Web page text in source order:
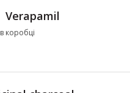
Verapamil
коробці